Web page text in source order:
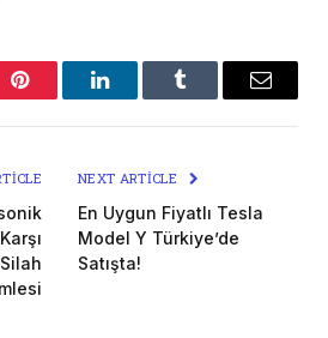
Pinterest LinkedInTumblr Email
NEXT ARTICLE
En Uygun Fiyatlı Tesla
Model Y Türkiye’de
Satışta!